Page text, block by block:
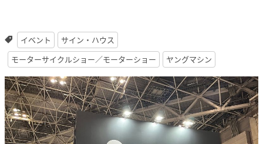
イベント
サイン・ハウス
モーターサイクルショー／モーターショー
ヤングマシン